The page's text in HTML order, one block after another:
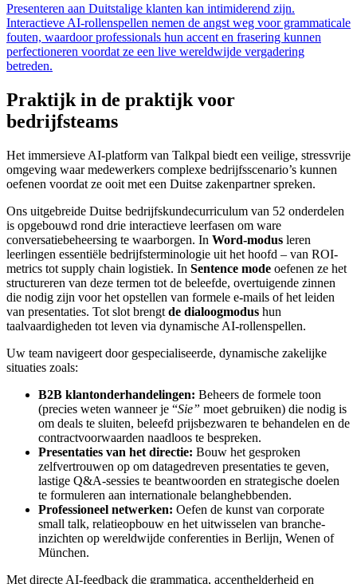
Presenteren aan Duitstalige klanten kan intimiderend zijn.
Interactieve AI-rollenspellen nemen de angst weg voor grammaticale
fouten, waardoor professionals hun accent en frasering kunnen
perfectioneren voordat ze een live wereldwijde vergadering
betreden.
Praktijk in de praktijk voor
bedrijfsteams
Het immersieve AI-platform van Talkpal biedt een veilige, stressvrije
omgeving waar medewerkers complexe bedrijfsscenario’s kunnen
oefenen voordat ze ooit met een Duitse zakenpartner spreken.
Ons uitgebreide Duitse bedrijfskundecurriculum van 52 onderdelen
is opgebouwd rond drie interactieve leerfasen om ware
conversatiebeheersing te waarborgen. In Word-modus leren
leerlingen essentiële bedrijfsterminologie uit het hoofd – van ROI-
metrics tot supply chain logistiek. In Sentence mode oefenen ze het
structureren van deze termen tot de beleefde, overtuigende zinnen
die nodig zijn voor het opstellen van formele e-mails of het leiden
van presentaties. Tot slot brengt de dialoogmodus hun
taalvaardigheden tot leven via dynamische AI-rollenspellen.
Uw team navigeert door gespecialiseerde, dynamische zakelijke
situaties zoals:
B2B klantonderhandelingen: Beheers de formele toon
(precies weten wanneer je “Sie” moet gebruiken) die nodig is
om deals te sluiten, beleefd prijsbezwaren te behandelen en de
contractvoorwaarden naadloos te bespreken.
Presentaties van het directie: Bouw het gesproken
zelfvertrouwen op om datagedreven presentaties te geven,
lastige Q&A-sessies te beantwoorden en strategische doelen
te formuleren aan internationale belanghebbenden.
Professioneel netwerken: Oefen de kunst van corporate
small talk, relatieopbouw en het uitwisselen van branche-
inzichten op wereldwijde conferenties in Berlijn, Wenen of
München.
Met directe AI-feedback die grammatica, accenthelderheid en